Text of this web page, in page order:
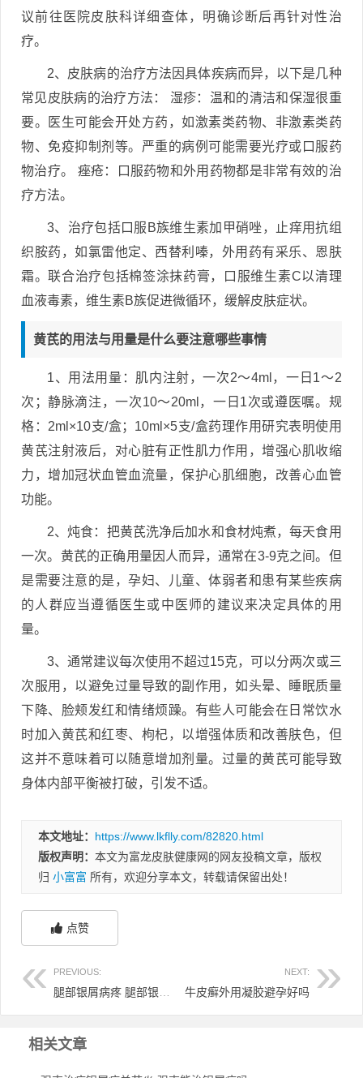
议前往医院皮肤科详细查体，明确诊断后再针对性治
疗。
2、皮肤病的治疗方法因具体疾病而异，以下是几种
常见皮肤病的治疗方法： 湿疹：温和的清洁和保湿很重
要。医生可能会开处方药，如激素类药物、非激素类药
物、免疫抑制剂等。严重的病例可能需要光疗或口服药
物治疗。 痤疮：口服药物和外用药物都是非常有效的治
疗方法。
3、治疗包括口服B族维生素加甲硝唑，止痒用抗组
织胺药，如氯雷他定、西替利嗪，外用药有采乐、恩肤
霜。联合治疗包括棉签涂抹药膏，口服维生素C以清理
血液毒素，维生素B族促进微循环，缓解皮肤症状。
黄芪的用法与用量是什么要注意哪些事情
1、用法用量：肌内注射，一次2～4ml，一日1～2
次；静脉滴注，一次10～20ml，一日1次或遵医嘱。规
格：2ml×10支/盒；10ml×5支/盒药理作用研究表明使用
黄芪注射液后，对心脏有正性肌力作用，增强心肌收缩
力，增加冠状血管血流量，保护心肌细胞，改善心血管
功能。
2、炖食：把黄芪洗净后加水和食材炖煮，每天食用
一次。黄芪的正确用量因人而异，通常在3-9克之间。但
是需要注意的是，孕妇、儿童、体弱者和患有某些疾病
的人群应当遵循医生或中医师的建议来决定具体的用
量。
3、通常建议每次使用不超过15克，可以分两次或三
次服用，以避免过量导致的副作用，如头晕、睡眠质量
下降、脸颊发红和情绪烦躁。有些人可能会在日常饮水
时加入黄芪和红枣、枸杞，以增强体质和改善肤色，但
这并不意味着可以随意增加剂量。过量的黄芪可能导致
身体内部平衡被打破，引发不适。
本文地址： https://www.lkflly.com/82820.html
版权声明： 本文为富龙皮肤健康网的网友投稿文章，版权
归 小富富 所有，欢迎分享本文，转载请保留出处！
点赞
PREVIOUS: NEXT:
牛皮癣外用凝胶避孕好吗
相关文章